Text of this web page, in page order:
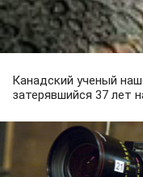
Канадский ученый
затерявшийся 37 лет